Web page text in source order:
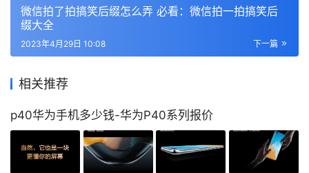
微信拍了拍搞笑后缀怎么弄 必看：微信拍一拍搞笑后
缀大全
下一篇
2023年4月29日 10:08
相关推荐
p40华为手机多少钱-华为P40系列报价